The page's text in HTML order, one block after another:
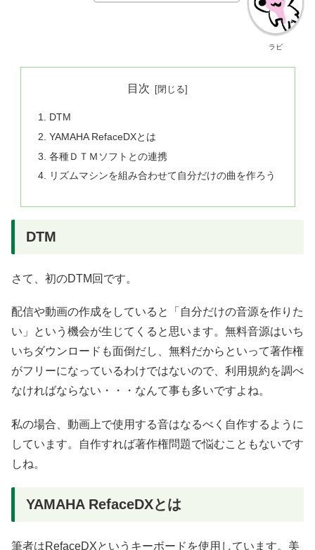
ラビ
目次
DTM
YAMAHA RefaceDXとは
各種ＤＴＭソフトとの連携
リズムマシンを組み合わせて自分だけの曲を作ろう
DTM
さて、初のDTM回です。
配信や動画の作成をしていると「自分だけの音源を作りた
い」という機会が生じてくると思います。無料音源はいち
いちダウンロードも面倒だし、無料だからといって著作権
がフリーになっているわけではないので、利用規約を調べ
なければならない・・・なんて事も多いですよね。
私の場合、動画上で使用する音はなるべく自作するように
しています。自作すれば著作権問題で悩むこともないです
しね。
YAMAHA RefaceDXとは
筆者はRefaceDXというキーボードを使用しています。美